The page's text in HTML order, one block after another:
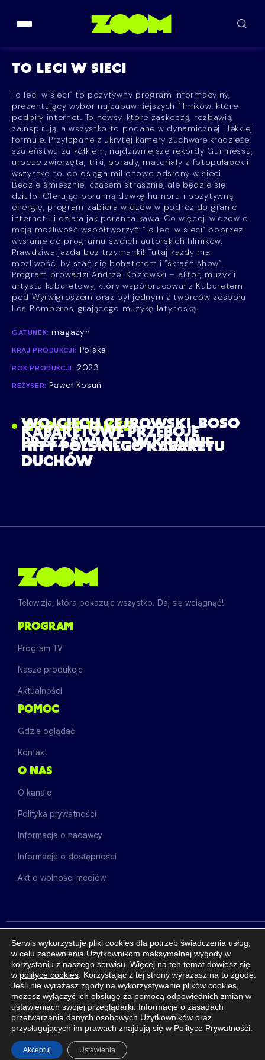
TO LECI W SIECI
To leci w sieci” to pozytywny program informacyjny,
prezentujący wybór najzabawniejszych filmików, które
podbiły internet. To newsy, które zaskoczą, rozbawią,
zainspirują, a wszystko to podane w dynamicznej i lekkiej
formule. Przyłapane z ukrytej kamery zuchwałe kradzieże,
szaleństwa za kółkiem, najdziwniejsze rekordy Guinnessa,
urocze zwierzęta, triki, porady, materiały z fotopułapek i
wszystko to, co osiąga milionowe odsłony w sieci.
Będzie śmiesznie, czasem strasznie, ale będzie się
działo! Oferując poranną dawkę humoru i pozytywną
energię, program zabiera widzów w podróż do granic
internetu i działa jak poranna kawa. Co więcej, widzowie
mają możliwość współtworzyć “To leci w sieci” poprzez
wysłanie do programu swoich autorskich filmików.
Prawdziwa jazda bez trzymanki! Tutaj każdy ma
możliwość, by stać się bohaterem i “skraść show”.
Program prowadzi Andrzej Kozłowski – aktor, muzyk i
artysta kabaretowy, który współpracował z Kabaretem
pod Wyrwigroszem oraz był jednym z twórców zespołu
Los Bomberos, grającego muzykę latynoską.
GATUNEK: magazyn
KRAJ PRODUKCJI: Polska
ROK PRODUKCJI: 2023
REŻYSER: Paweł Kosuń
ZOBACZ TAKŻE
KABARETOWE PRZEBOJE
HITY POLSKIEGO KABARETU
WOJCIECH CEJROWSKI. BOSO
PRZEZ ŚWIAT – W KRAINIE
DUCHÓW
Telewizja, która pokazuje wszystko. Daj się wciągnąć!
PROGRAM
Program TV
Nasze produkcje
Aktualności
POMOC
Gdzie oglądać
Kontakt
O NAS
O kanale
Polityka prywatności
Informacja o nadawcy
Informacje o dostępności
Akt o wolności mediów
INNE KANAŁY
Serwis wykorzystuje pliki cookies dla potrzeb świadczenia usług,
w celu zapewnienia Użytkownikom maksymalnej wygody w
korzystaniu z naszego serwisu. Więcej na ten temat dowiesz się
w polityce cookies . Korzystając z tej strony wyrażasz na to zgodę.
Jeśli nie wyrażasz zgody na wykorzystywanie plików cookies,
możesz wyłączyć ich obsługę za pomocą odpowiednich zmian w
ustawieniach swojej przeglądarki. Informacje o zasadach
przetwarzania danych osobowych Użytkowników oraz
przysługujących im prawach znajdują się w Polityce Prywatności
Akceptuj Ustawienia